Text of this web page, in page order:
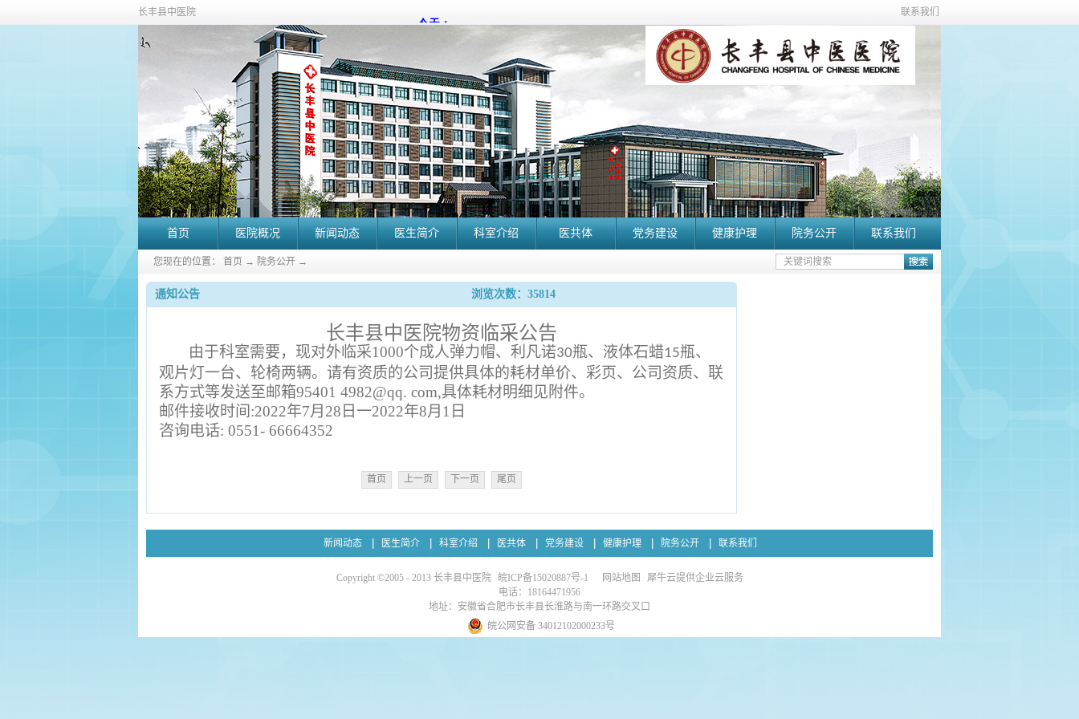
长丰县中医院 联系我们
首页 医院概况 新闻动态 医生简介 科室介绍 医共体 党务建设 健康护理 院务公开 联系我们
您现在的位置： 首页 → 院务公开 →
通知公告 浏览次数：35814
长丰县中医院物资临采公告
由于科室需要，现对外临采1000个成人弹力帽、利凡诺30瓶、液体石蜡15瓶、
观片灯一台、轮椅两辆。 请有资质的公司提供具体的耗材单价、彩页、公司资质、联
系方式等发送至邮箱95401 4982@qq. com,具体耗材明细见附件。
邮件接收时间 :2022年7月 28 日一2022年8月 1 日
咨询电话: 0551- 66664352
首页 上一页 下一页 尾页
新闻动态 医生简介 科室介绍 医共体 党务建设 健康护理 院务公开 联系我们
Copyright ©2005 - 2013 长丰县中医院 皖ICP备15020887号-1 网站地图 犀牛云提供企业云服务
地址：安徽省合肥市长丰县长淮路与南一环路交叉口
电话：18164471956
皖公网安备 34012102000233号